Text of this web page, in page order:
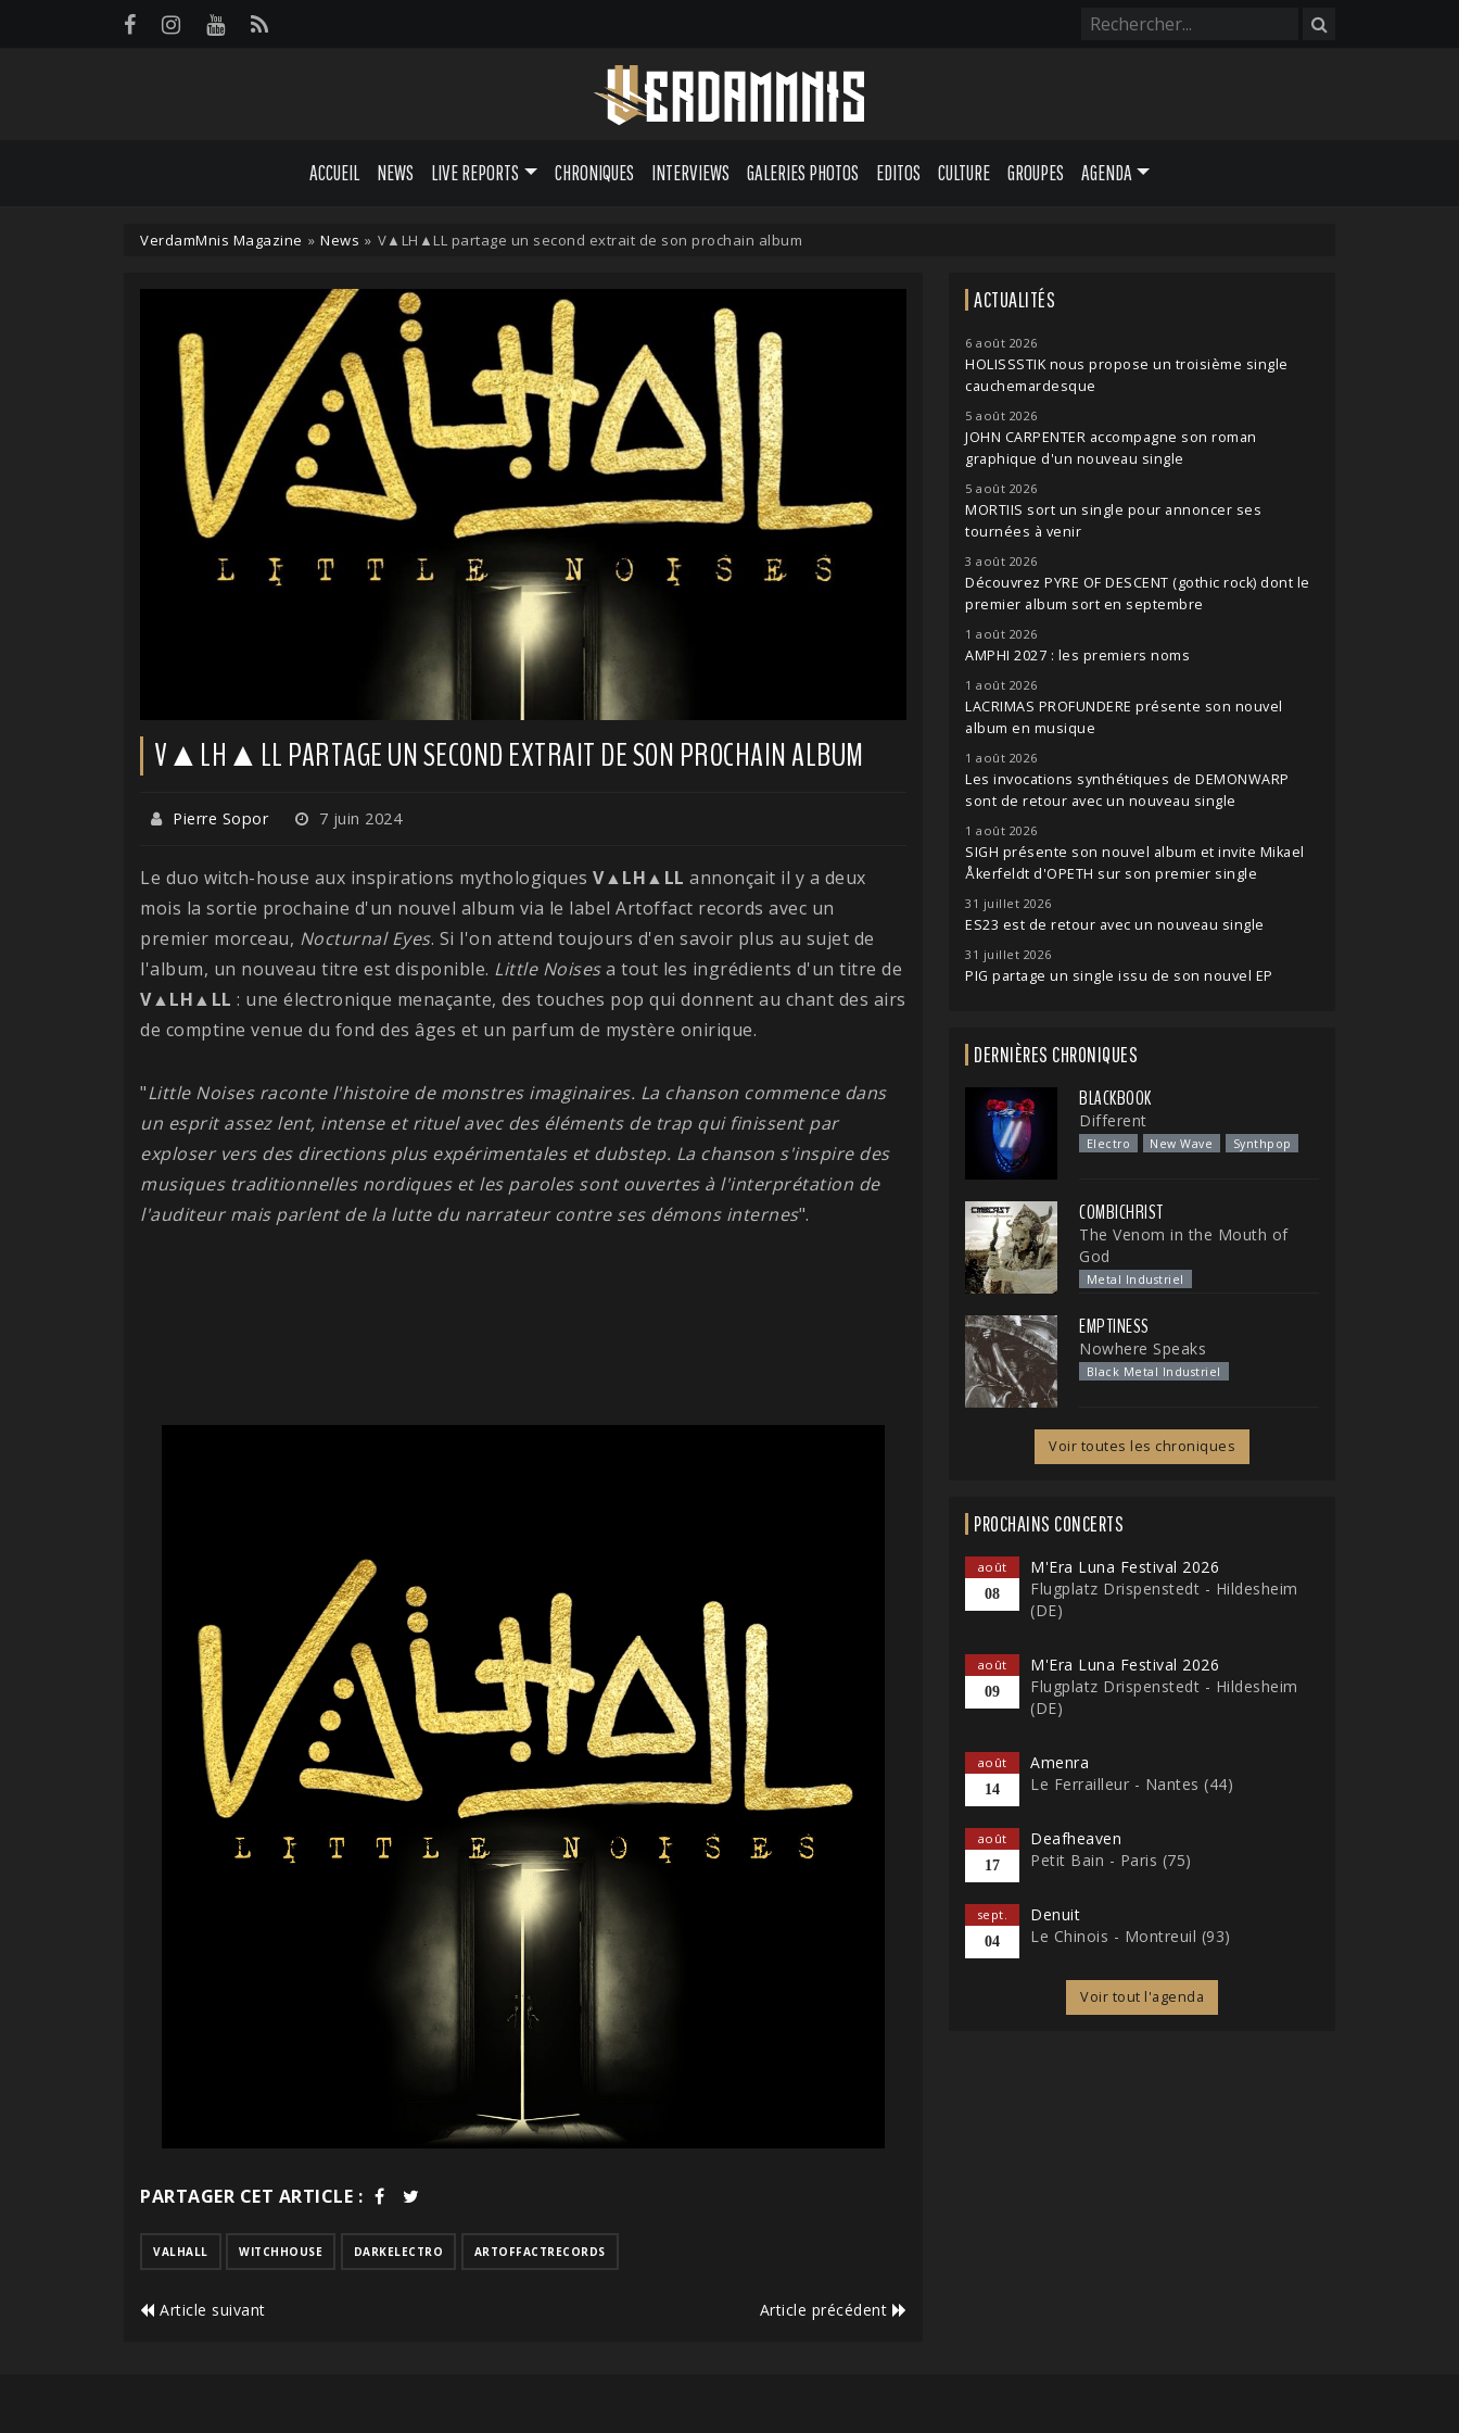
ACCUEIL NEWS LIVE REPORTS CHRONIQUES INTERVIEWS GALERIES PHOTOS EDITOS CULTURE GROUPES AGENDA
VerdamMnis Magazine » News » V▲LH▲LL partage un second extrait de son prochain album
V▲LH▲LL PARTAGE UN SECOND EXTRAIT DE SON PROCHAIN ALBUM
Pierre Sopor 7 juin 2024
Le duo witch-house aux inspirations mythologiques V▲LH▲LL annonçait il y a deux
mois la sortie prochaine d'un nouvel album via le label Artoffact records avec un
premier morceau, Nocturnal Eyes. Si l'on attend toujours d'en savoir plus au sujet de
l'album, un nouveau titre est disponible. Little Noisesa tout les ingrédients d'un titre de
V▲LH▲LL : une électronique menaçante, des touches pop qui donnent au chant des airs
de comptine venue du fond des âges et un parfum de mystère onirique.
"Little Noises raconte l'histoire de monstres imaginaires. La chanson commence dans
un esprit assez lent, intense et rituel avec des éléments de trap qui finissent par
exploser vers des directions plus expérimentales et dubstep. La chanson s'inspire des
musiques traditionnelles nordiques et les paroles sont ouvertes à l'interprétation de
l'auditeur mais parlent de la lutte du narrateur contre ses démons internes".
PARTAGER CET ARTICLE :
VALHALL WITCHHOUSE DARKELECTRO ARTOFFACTRECORDS
Article suivant Article précédent
ACTUALITÉS
6 août 2026
HOLISSSTIK nous propose un troisième single
cauchemardesque
5 août 2026
JOHN CARPENTER accompagne son roman
graphique d'un nouveau single
5 août 2026
MORTIIS sort un single pour annoncer ses
tournées à venir
3 août 2026
Découvrez PYRE OF DESCENT (gothic rock) dont le
premier album sort en septembre
1 août 2026
AMPHI 2027 : les premiers noms
1 août 2026
LACRIMAS PROFUNDERE présente son nouvel
album en musique
1 août 2026
Les invocations synthétiques de DEMONWARP
sont de retour avec un nouveau single
1 août 2026
SIGH présente son nouvel album et invite Mikael
Åkerfeldt d'OPETH sur son premier single
31 juillet 2026
ES23 est de retour avec un nouveau single
31 juillet 2026
PIG partage un single issu de son nouvel EP
DERNIÈRES CHRONIQUES
BLACKBOOK
Different
Electro New Wave Synthpop
COMBICHRIST
The Venom in the Mouth of
God
Metal Industriel
EMPTINESS
Nowhere Speaks
Black Metal Industriel
Voir toutes les chroniques
PROCHAINS CONCERTS
août
08
M'Era Luna Festival 2026
Flugplatz Drispenstedt - Hildesheim
(DE)
août
09
M'Era Luna Festival 2026
Flugplatz Drispenstedt - Hildesheim
(DE)
août
14
Amenra
Le Ferrailleur - Nantes (44)
août
17
Deafheaven
Petit Bain - Paris (75)
sept.
04
Denuit
Le Chinois - Montreuil (93)
Voir tout l'agenda
Panneau de gestion des cookies